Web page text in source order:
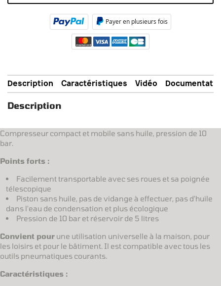
Payer en plusieurs fois
Description Caractéristiques Vidéo
Description
Compresseur compact et mobile sans huile, pression de 10
bar.
Points forts :
Facilement transportable avec ses roues et sa poignée
télescopique
Piston sans huile, pas de vidange à effectuer, pas d'huile
dans l'eau de condensation et plus écologique
Pression de 10 bar et réservoir de 5 litres
Convient pour une utilisation universelle à la maison, pour
les loisirs et pour le bâtiment. Il est compatible avec tous les
outils pneumatiques courants.
Caractéristiques :